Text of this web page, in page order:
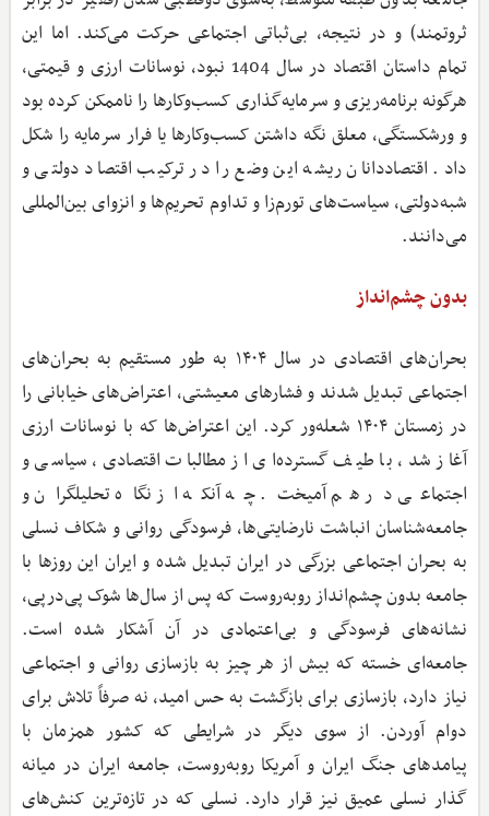
ثروتمند) و در نتیجه، بی‌ثباتی اجتماعی حرکت می‌کند. اما این
تمام داستان اقتصاد در سال 1404 نبود، نوسانات ارزی و قیمتی،
هرگونه برنامه‌ریزی و سرمایه‌گذاری کسب‌وکارها را ناممکن کرده بود
و ورشکستگی، معلق نگه داشتن کسب‌وکارها یا فرار سرمایه را شکل
داد. اقتصاددانان ریشه این وضع را در ترکیب اقتصاد دولتی و
شبه‌دولتی، سیاست‌های تورم‌زا و تداوم تحریم‌ها و انزوای بین‌المللی
می‌دانند.
بدون چشم‌انداز
بحران‌های اقتصادی در سال ۱۴۰۴ به طور مستقیم به بحران‌های
اجتماعی تبدیل شدند و فشارهای معیشتی، اعتراض‌های خیابانی را
در زمستان ۱۴۰۴ شعله‌ور کرد. این اعتراض‌ها که با نوسانات ارزی
آغاز شد، با طیف گسترده‌ای از مطالبات اقتصادی، سیاسی و
اجتماعی در هم آمیخت. چه آنکه از نگاه تحلیلگران و
جامعه‌شناسان انباشت نارضایتی‌ها، فرسودگی روانی و شکاف نسلی
به بحران اجتماعی بزرگی در ایران تبدیل شده و ایران این روزها با
جامعه بدون چشم‌انداز روبه‌روست که پس از سال‌ها شوک پی‌درپی،
نشانه‌های فرسودگی و بی‌اعتمادی در آن آشکار شده است.
جامعه‌ای خسته که بیش از هر چیز به بازسازی روانی و اجتماعی
نیاز دارد، بازسازی برای بازگشت به حس امید، نه صرفاً تلاش برای
دوام آوردن. از سوی دیگر در شرایطی که کشور همزمان با
پیامدهای جنگ ایران و آمریکا روبه‌روست، جامعه ایران در میانه
گذار نسلی عمیق نیز قرار دارد. نسلی که در تازه‌ترین کنش‌های